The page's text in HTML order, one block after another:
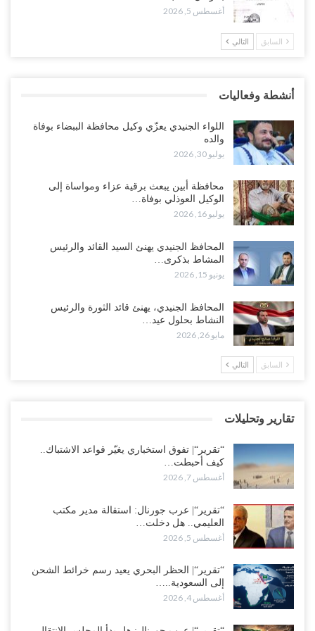
أغسطس 5, 2026
وسط معركة سعودية لإسقاط آخر معاقل الزبيدي.. القبائل تستنفر و”درع
في جبهات مأرب وتعز والضالع..!
أغسطس 5, 2026
تعميد الشهادات يشعل غضباً واسعاً..!
أغسطس 5, 2026
ملفات المال والنفط..!
أغسطس 5, 2026
“تقرير“| الحظر البحري يعيد رسم خرائط الشحن إلى السعودية.. ناقلات
النفط تلتف حول أفريقيا وسفن تعلن: “لا توجد شحنة…
أغسطس 4, 2026
مدير مكتب العليمي يقدم استقالته.. والخلافات تعصف بالرئاسي وصراع
محتدم على خليفته..!
أغسطس 4, 2026
“تعز“| وسط إعادة رسم النفوذ السعودي.. الإصلاح يجدد اتهامه لطارق
بالتهريب وعينه على المحافظ..!
أغسطس 4, 2026
تعيد تحشيد قواتها في أهم سواحل اليمن على البحر…
أغسطس 4, 2026
أغسطس 5, 2026
السابق التالي
أنشطة وفعاليات
اللواء الجنيدي يعزّي وكيل محافظة الببضاء بوفاة
والده
يوليو 30, 2026
محافظة أبين يبعث برقية عزاء ومواساة إلى
الوكيل العوذلي بوفاة…
يوليو 16, 2026
المحافظ الجنيدي يهنئ السيد القائد والرئيس
المشاط بذكرى…
يونيو 15, 2026
المحافظ الجنيدي، يهنئ قائد الثورة والرئيس
النشاط بحلول عيد…
مايو 26, 2026
السابق التالي
تقارير وتحليلات
“تقرير“| تفوق استخباري يغيّر قواعد الاشتباك..
كيف أحبطت…
أغسطس 7, 2026
“تقرير“| عرب جورنال: استقالة مدير مكتب
العليمي.. هل دخلت…
أغسطس 5, 2026
“تقرير“| الحظر البحري يعيد رسم خرائط الشحن
إلى السعودية..…
أغسطس 4, 2026